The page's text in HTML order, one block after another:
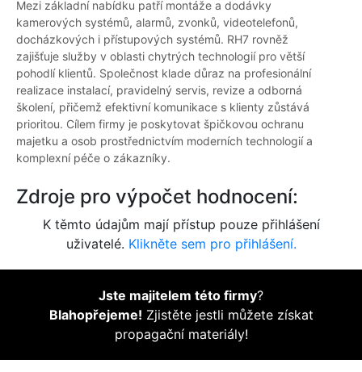
Mezi základní nabídku patří montáže a dodávky
kamerových systémů, alarmů, zvonků, videotelefonů,
docházkových i přístupových systémů. RH7 rovněž
zajišťuje služby v oblasti chytrých technologií pro větší
pohodlí klientů. Společnost klade důraz na profesionální
realizace instalací, pravidelný servis, revize a odborná
školení, přičemž efektivní komunikace s klienty zůstává
prioritou. Cílem firmy je poskytovat špičkovou ochranu
majetku a osob prostřednictvím moderních technologií a
komplexní péče o zákazníky.
Zdroje pro výpočet hodnocení:
K těmto údajům mají přístup pouze přihlášení
uživatelé. Klikněte sem pro přihlášení.
Jste majitelem této firmy?
Blahopřejeme! Zjistěte jestli můžete získat
propagační materiály!